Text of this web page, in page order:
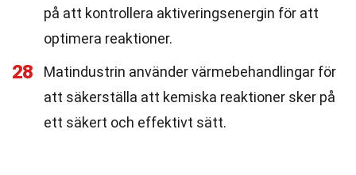
på att kontrollera aktiveringsenergin för att
optimera reaktioner.
28
Matindustrin använder värmebehandlingar för
att säkerställa att kemiska reaktioner sker på
ett säkert och effektivt sätt.